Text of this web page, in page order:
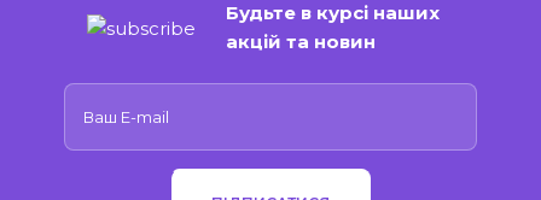
Будьте в курсі наших
акцій та новин